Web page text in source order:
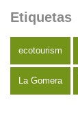
Etiquetas
ecotourism
La Gomera